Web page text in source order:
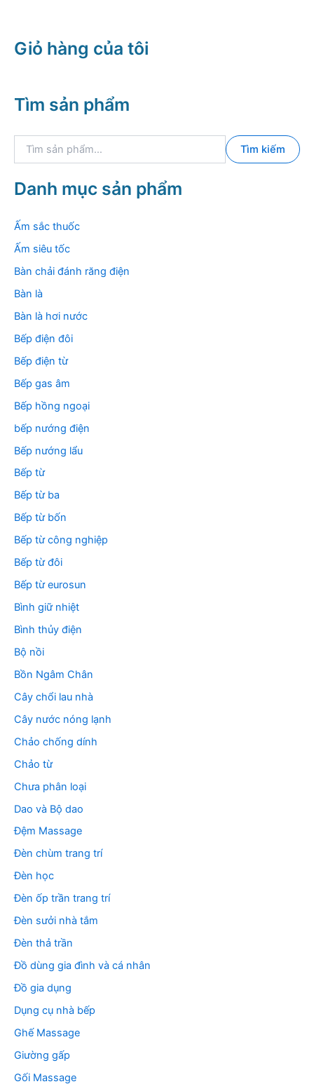
Giỏ hàng của tôi
Tìm sản phẩm
k
i
m
Tìm kiếm
Danh mục sản phẩm
Ấm sắc thuốc
Ấm siêu tốc
Bàn chải đánh răng điện
Bàn là
Bàn là hơi nước
Bếp điện đôi
Bếp điện từ
Bếp gas âm
Bếp hồng ngoại
bếp nướng điện
Bếp nướng lẩu
Bếp từ
Bếp từ ba
Bếp từ bốn
Bếp từ công nghiệp
Bếp từ đôi
Bếp từ eurosun
Bình giữ nhiệt
Bình thủy điện
Bộ nồi
Bồn Ngâm Chân
Cây chổi lau nhà
Cây nước nóng lạnh
Chảo chống dính
Chảo từ
Chưa phân loại
Dao và Bộ dao
Đệm Massage
Đèn chùm trang trí
Đèn học
Đèn ốp trần trang trí
Đèn sưởi nhà tắm
Đèn thả trần
Đồ dùng gia đình và cá nhân
Đồ gia dụng
Dụng cụ nhà bếp
Ghế Massage
Giường gấp
Gối Massage